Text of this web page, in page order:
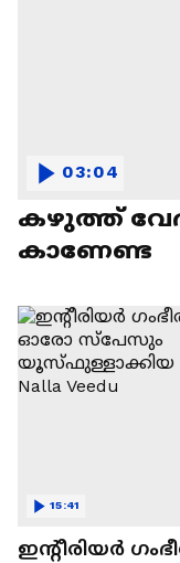
കഴുത്ത്
കാണേണ്ട
03:04
ഇന്റീരിയർ
15:41